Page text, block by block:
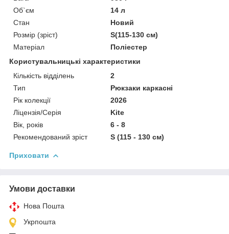
Об`єм
14 л
Стан
Новий
Розмір (зріст)
S(115-130 см)
Матеріал
Поліестер
Користувальницькі характеристики
Кількість відділень
2
Тип
Рюкзаки каркасні
Рік колекції
2026
Ліцензія/Серія
Kite
Вік, років
6 - 8
Рекомендований зріст
S (115 - 130 см)
Приховати
Умови доставки
Нова Пошта
Укрпошта